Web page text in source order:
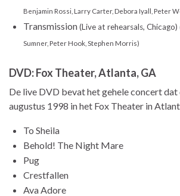
Benjamin Rossi, Larry Carter, Debora Iyall, Peter
Transmission(Live at rehearsals, Chicago)
Sumner, Peter Hook, Stephen Morris)
DVD: Fox Theater, Atlanta, GA
De live DVD bevat het gehele concert dat
augustus 1998 in het Fox Theater in
To Sheila
Behold! The Night Mare
Pug
Crestfallen
Ava Adore